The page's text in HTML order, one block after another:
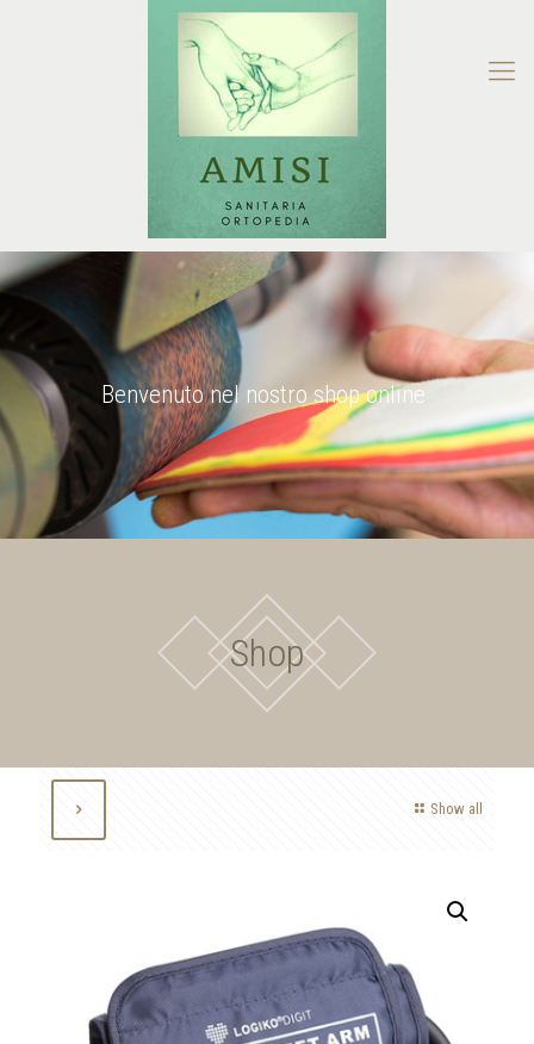
Benvenuto nel nostro shop online
Shop
Show all